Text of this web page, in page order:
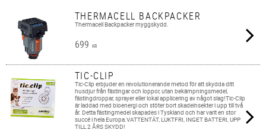
THERMACELL BACKPACKER
Thermacell Backpacker myggskydd.
699 KR
TIC-CLIP
Tic-Clip erbjuder en revolutionerande metod för att skydda ditt
husdjur från fästingar och loppor, utan bekämpningsmedel,
fästingdroppar, sprayer eller lokal applicering av något slag!Tic-Clip
är laddad med bioenergi och stöter bort skadeinsekter i upp till två
år. Detta fästingmedel skapades i Tyskland och har varit en stor
succé i hela Europa.VATTENTÄT, LUKTFRI, INGET BATTERI, UPP
TILL 2 ÅRS SKYDD!